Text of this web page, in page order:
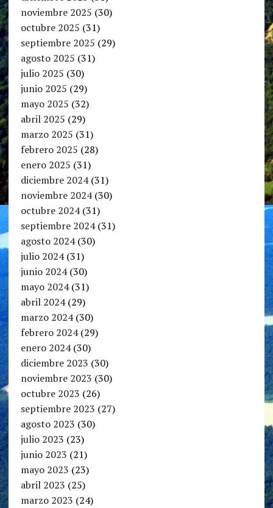
noviembre 2025 (30)
octubre 2025 (31)
septiembre 2025 (29)
agosto 2025 (31)
julio 2025 (30)
junio 2025 (29)
mayo 2025 (32)
abril 2025 (29)
marzo 2025 (31)
febrero 2025 (28)
enero 2025 (31)
diciembre 2024(31)
noviembre 2024(30)
octubre 2024(31)
septiembre 2024(31)
agosto 2024(30)
julio 2024(31)
junio 2024(30)
mayo 2024(31)
abril 2024(29)
marzo 2024(30)
febrero 2024(29)
enero 2024(30)
diciembre 2023 (30)
noviembre 2023 (30)
octubre 2023 (26)
septiembre 2023 (27)
agosto 2023 (30)
julio 2023 (23)
junio 2023 (21)
mayo 2023 (23)
abril 2023 (25)
marzo 2023 (24)